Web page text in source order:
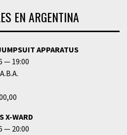
EN ARGENTINA
APPARATUS
19:00
X-WARD
20:00